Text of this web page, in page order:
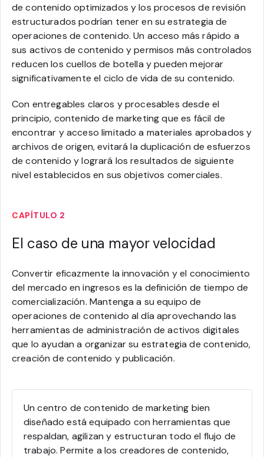
de contenido optimizados y los procesos de revisión
estructurados podrían tener en su estrategia de
operaciones de contenido. Un acceso más rápido a
sus activos de contenido y permisos más controlados
reducen los cuellos de botella y pueden mejorar
significativamente el ciclo de vida de su contenido.
Con entregables claros y procesables desde el
principio, contenido de marketing que es fácil de
encontrar y acceso limitado a materiales aprobados y
archivos de origen, evitará la duplicación de esfuerzos
de contenido y logrará los resultados de siguiente
nivel establecidos en sus objetivos comerciales.
CAPÍTULO 2
El caso de una mayor velocidad
Convertir eficazmente la innovación y el conocimiento
del mercado en ingresos es la definición de tiempo de
comercialización. Mantenga a su equipo de
operaciones de contenido al día aprovechando las
herramientas de administración de activos digitales
que lo ayudan a organizar su estrategia de contenido,
creación de contenido y publicación.
Un centro de contenido de marketing bien
diseñado está equipado con herramientas que
respaldan, agilizan y estructuran todo el flujo de
trabajo. Permite a los creadores de contenido,